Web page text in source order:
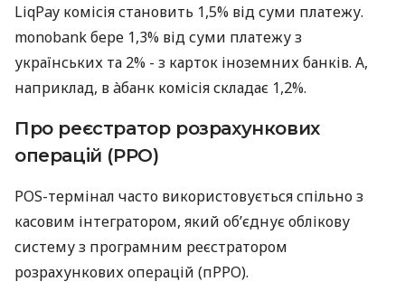
LiqPay комісія становить 1,5% від суми платежу.
monobank бере 1,3% від суми платежу з
українських та 2% - з карток іноземних банків. А,
наприклад, в àбанк комісія складає 1,2%.
Про реєстратор розрахункових
операцій (РРО)
POS-термінал часто використовується спільно з
касовим інтегратором, який об’єднує облікову
систему з програмним реєстратором
розрахункових операцій (пРРО).